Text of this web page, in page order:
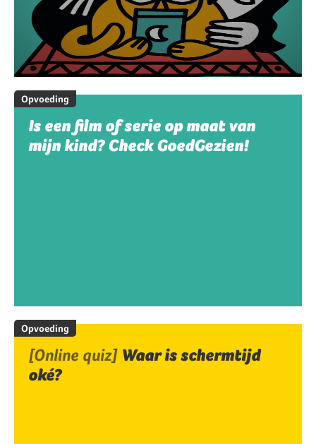
Opvoeding
Is een film of serie op maat van
mijn kind? Check GoedGezien!
Opvoeding
[Online quiz] Waar is schermtijd
oké?